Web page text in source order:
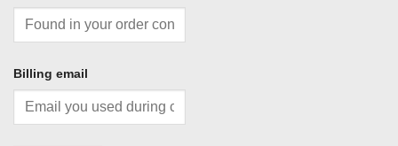
Billing email